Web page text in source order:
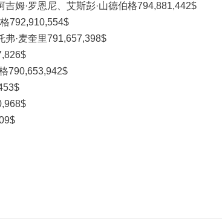
姆·罗恩尼、艾斯彭·山德伯格794,881,442$
792,910,554$
·麦奎里791,657,398$
790,653,942$